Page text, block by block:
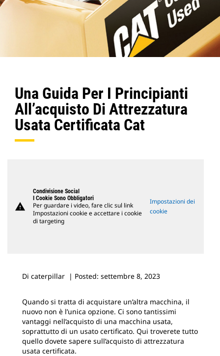
Una Guida Per I Principianti
All’acquisto Di Attrezzatura
Usata Certificata Cat
warning
Condivisione Social
I Cookie Sono Obbligatori
Per guardare i video, fare clic sul link
Impostazioni cookie e accettare i cookie
di targeting
Impostazioni dei
cookie
Di caterpillar | Posted: settembre 8, 2023
Quando si tratta di acquistare un’altra macchina, il
nuovo non è l’unica opzione. Ci sono tantissimi
vantaggi nell’acquisto di una macchina usata,
soprattutto di un usato certificato. Qui troverete tutto
quello dovete sapere sull’acquisto di attrezzatura
usata certificata.